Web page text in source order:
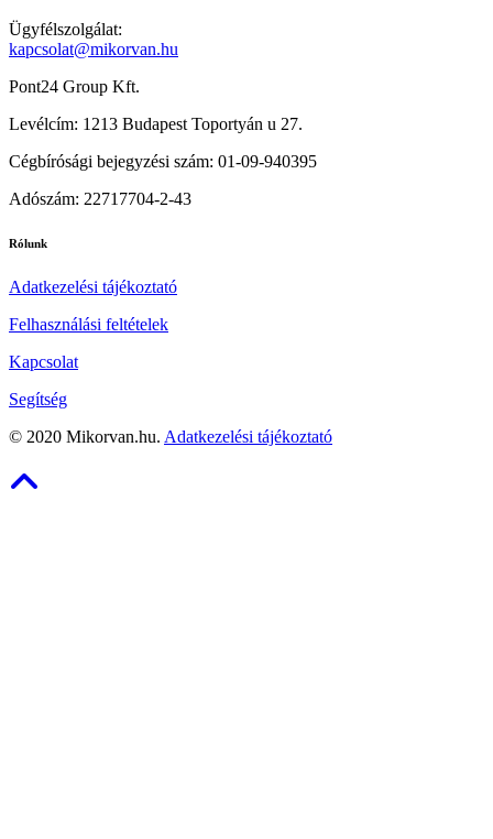
Ügyfélszolgálat:
kapcsolat@mikorvan.hu
Pont24 Group Kft.
Levélcím: 1213 Budapest Toportyán u 27.
Cégbírósági bejegyzési szám: 01-09-940395
Adószám: 22717704-2-43
Rólunk
Adatkezelési tájékoztató
Felhasználási feltételek
Kapcsolat
Segítség
© 2020 Mikorvan.hu. Adatkezelési tájékoztató